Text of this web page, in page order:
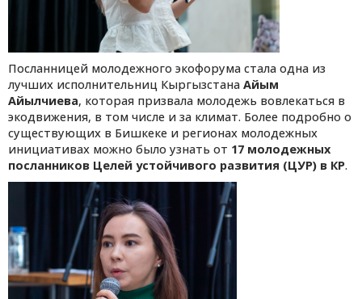
Посланницей молодежного экофорума стала одна из
лучших исполнительниц Кыргызстана Айым
Айылчиева, которая призвала молодежь вовлекаться в
экодвижения, в том числе и за климат. Более подробно о
существующих в Бишкеке и регионах молодежных
инициативах можно было узнать от 17 молодежных
посланников Целей устойчивого развития (ЦУР) в КР.